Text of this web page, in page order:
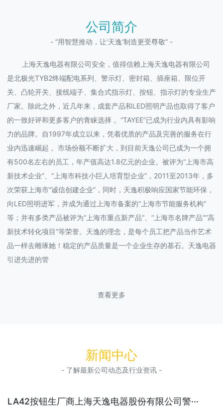
公司简介
- “用智慧推动，让‘天逸’制造更受尊敬” -
上海天逸电器有限公司安全，值得信赖上海天逸电器有限公司
是北极光TYB2终端配电系列、警示灯、密封箱、插座箱、限位开
关、凸轮开关、接线端子、集合式指示灯、按钮、指示灯的专业生产
厂家。除此之外，近几年来，成套产品和LED照明产品也取得了客户
的一致好评和更多客户的青睐选择 。“TAYEE”已成为行业内具有影响
力的品牌。自1997年成立以来，凭着优质的产品及完善的服务在行
业内迅速崛起， 市场份额不断扩大，到目前天逸公司已成为一个拥
有500名左右的员工，年产值高达1.8亿元的企业。被评为“上海市高
新技术企业”、“上海市科技小巨人培育型企业”，2011至2013年，多
次荣获上海市“诚信创建企业”，同时，天逸积极响应国家节能环保，
向LED照明进军，并成为通过上海市备案的“上海市节能服务机构”
等；并有多类产品被评为“上海市重点新产品”、“上海市名牌产品”“高
新技术转化项目”等荣誉。天逸的理念，是每个员工把产品当作艺术
品一样去雕琢她！稳定的产品质量是一个企业生存的基石。天逸电器
引进先进的管
查看更多
新闻中心
- 了解最新公司动态及行业资讯 -
LA42按钮生厂商上海天逸电器股份有限公司警···